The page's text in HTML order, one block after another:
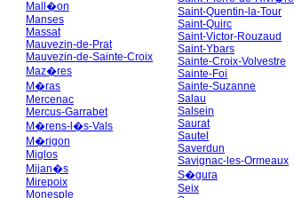
Mall�on
Manses
Massat
Mauvezin-de-Prat
Mauvezin-de-Sainte-Croix
Maz�res
M�ras
Mercenac
Mercus-Garrabet
M�rens-l�s-Vals
M�rigon
Miglos
Mijan�s
Mirepoix
Monesple
Saint-Quentin-la-Tour
Saint-Quirc
Saint-Victor-Rouzaud
Saint-Ybars
Sainte-Croix-Volvestre
Sainte-Foi
Sainte-Suzanne
Salau
Salsein
Saurat
Sautel
Saverdun
Savignac-les-Ormeaux
S�gura
Seix